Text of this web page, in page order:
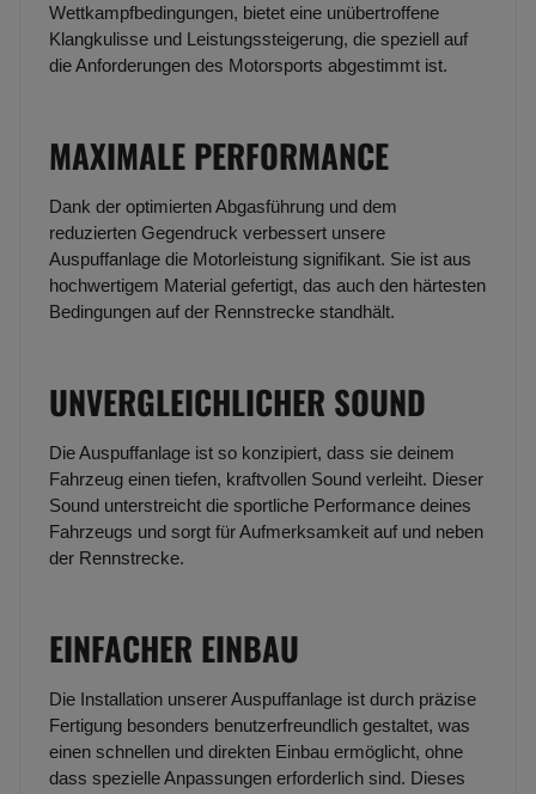
Wettkampfbedingungen, bietet eine unübertroffene
Klangkulisse und Leistungssteigerung, die speziell auf
die Anforderungen des Motorsports abgestimmt ist.
MAXIMALE PERFORMANCE
Dank der optimierten Abgasführung und dem
reduzierten Gegendruck verbessert unsere
Auspuffanlage die Motorleistung signifikant. Sie ist aus
hochwertigem Material gefertigt, das auch den härtesten
Bedingungen auf der Rennstrecke standhält.
UNVERGLEICHLICHER SOUND
Die Auspuffanlage ist so konzipiert, dass sie deinem
Fahrzeug einen tiefen, kraftvollen Sound verleiht. Dieser
Sound unterstreicht die sportliche Performance deines
Fahrzeugs und sorgt für Aufmerksamkeit auf und neben
der Rennstrecke.
EINFACHER EINBAU
Die Installation unserer Auspuffanlage ist durch präzise
Fertigung besonders benutzerfreundlich gestaltet, was
einen schnellen und direkten Einbau ermöglicht, ohne
dass spezielle Anpassungen erforderlich sind. Dieses